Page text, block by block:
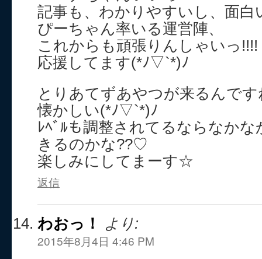
記事も、わかりやすいし、面
ぴーちゃん率いる運営陣、
これからも頑張りんしゃいっ!!!!
応援してます(*ﾉ▽`*)ﾉ
とりあてずあやつが来るんで
懐かしい(*ﾉ▽`*)ﾉ
ﾚﾍﾞﾙも調整されてるならなか
きるのかな??♡
楽しみにしてまーす☆
返信
わおっ！ より:
2015年8月4日 4:46 PM